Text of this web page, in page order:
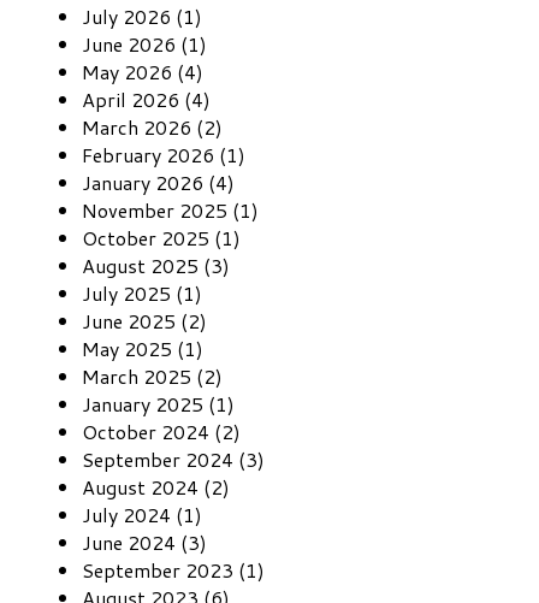
July 2026 (1)
June 2026 (1)
May 2026 (4)
April 2026 (4)
March 2026 (2)
February 2026 (1)
January 2026 (4)
November 2025 (1)
October 2025 (1)
August 2025 (3)
July 2025 (1)
June 2025 (2)
May 2025 (1)
March 2025 (2)
January 2025 (1)
October 2024 (2)
September 2024 (3)
August 2024 (2)
July 2024 (1)
June 2024 (3)
September 2023 (1)
August 2023 (6)